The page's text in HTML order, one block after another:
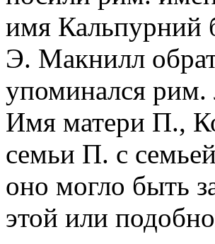
имя Кальпурний
Э. Макнилл
упоминался рим.
Имя матери П.,
семьи П. с
оно могло быть
этой или